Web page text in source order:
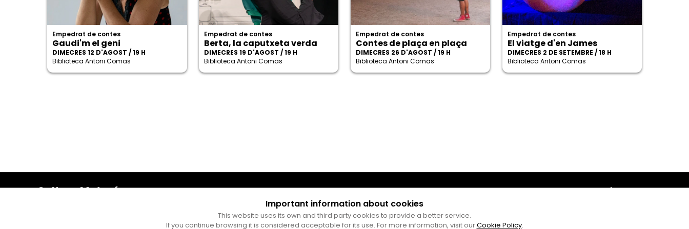
Empedrat de contes
Gaudi'm el geni
DIMECRES 12 D'AGOST / 19 H
Biblioteca Antoni Comas
Empedrat de contes
Berta, la caputxeta verda
DIMECRES 19 D'AGOST / 19 H
Biblioteca Antoni Comas
Empedrat de contes
Contes de plaça en plaça
DIMECRES 26 D'AGOST / 19 H
Biblioteca Antoni Comas
Empedrat de contes
El viatge d'en James
DIMECRES 2 DE SETEMBRE / 18 H
Biblioteca Antoni Comas
Cultura Mataró
Horari d'obertura: dilluns, dimecres i divendres de 10 a
Amb el suport
Important information about cookies
This website uses its own and third party cookies to provide a better service.
If you continue browsing it is considered acceptable for its use. For more information, visit ourCookie Policy.